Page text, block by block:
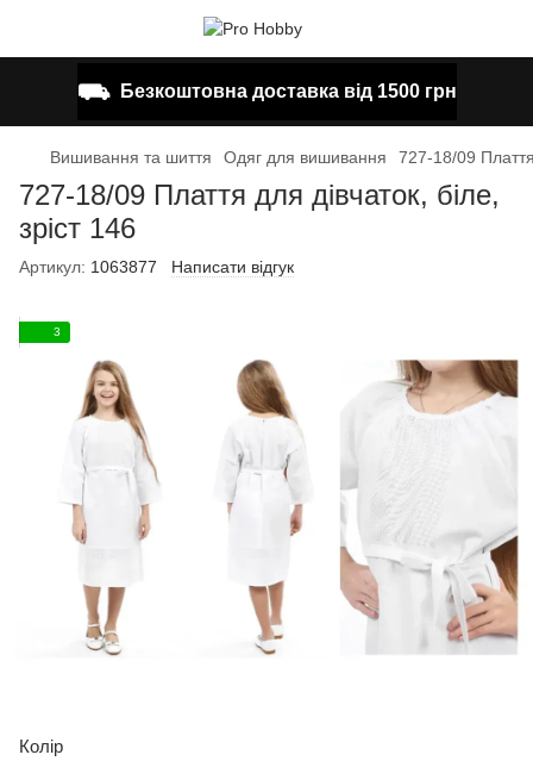
⛟ Безкоштовна доставка від 1500 грн
Вишивання та шиття Одяг для вишивання 727-18/09 Плаття
727-18/09 Плаття для дівчаток, біле,
зріст 146
Артикул: 1063877 Написати відгук
3
Колір